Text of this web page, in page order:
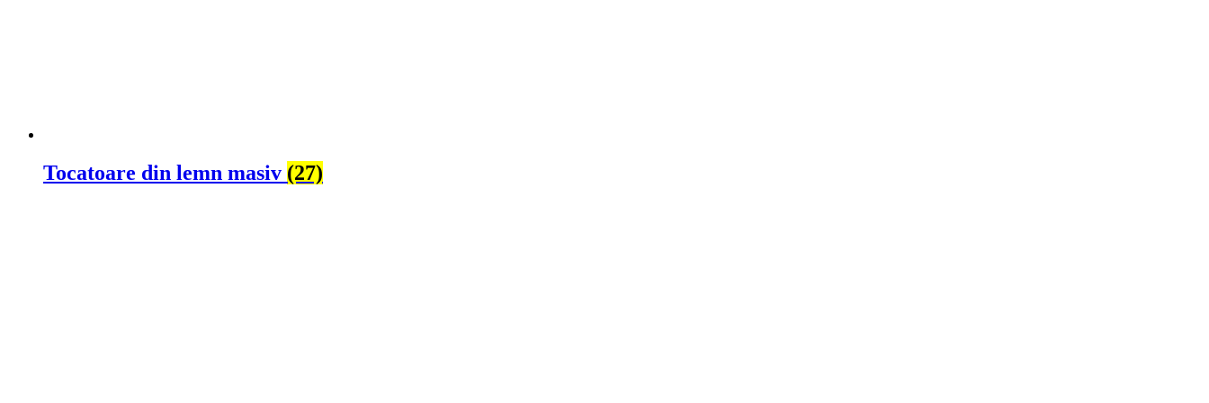
Tocatoare din lemn masiv (27)